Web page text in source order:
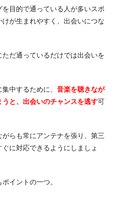
目的で通っている人が多いスポ
が生まれやすく、出会いにつな
だ通っているだけでは出会いを
中するために、 音楽を聴きなが
と、出会いのチャンスを逃す可
らも常にアンテナを張り、第三
に対応できるようにしましょ
イントの一つ。